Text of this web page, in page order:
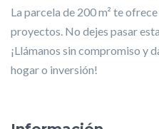
La parcela de 200 m² te
proyectos. No dejes pasar
¡Llámanos sin compromiso y
hogar o inversión!